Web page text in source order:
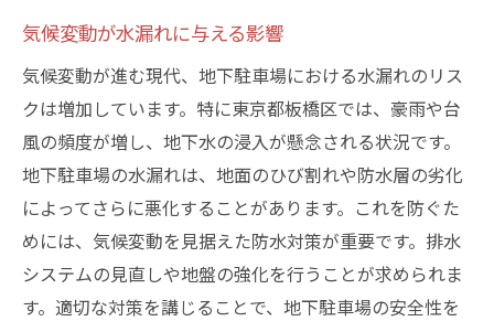
水漏れ予防のための新技術の導入
愛車の塗装を守る最新対策
駐車場の気候調整装置の有効性
水漏れ警報システムの活用法
板橋区地下駐車場の水漏れ問題を解決するため
のステップ
問題の早期発見と迅速な対応
専門業者との連携による解決策
気候変動が水漏れに与える影響
気候変動が進む現代、地下駐車場における水漏れのリス
クは増加しています。特に東京都板橋区では、豪雨や台
風の頻度が増し、地下水の浸入が懸念される状況です。
地下駐車場の水漏れは、地面のひび割れや防水層の劣化
によってさらに悪化することがあります。これを防ぐた
めには、気候変動を見据えた防水対策が重要です。排水
システムの見直しや地盤の強化を行うことが求められま
す。適切な対策を講じることで、地下駐車場の安全性を